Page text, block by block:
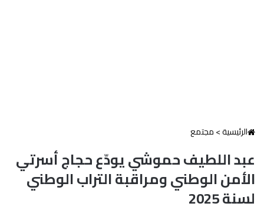
الرئيسية>مجتمع
عبد اللطيف حموشي يودّع حجاج أسرتي
الأمن الوطني ومراقبة التراب الوطني
لسنة 2025